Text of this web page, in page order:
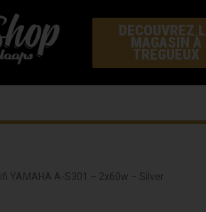
DECOUVREZ
MAGASIN À
TREGUEUX
YAMAHA A-S301 – 2x60w – Silver